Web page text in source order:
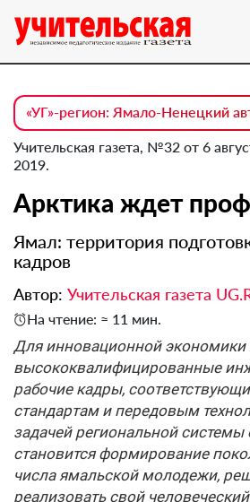
«УГ»-регион: Ямало-Ненецкий
Учительская газета, №32 от 6
2019.
Арктика ждет
Ямал: территория
кадров
Автор: Учительская газета
На чтение: ≈ 11 мин.
Для инновационной экономики
высококвалифицированные
рабочие кадры,
стандартам и передовым
задачей региональной системы
становится формирование
числа ямальской молодежи,
реализовать свой